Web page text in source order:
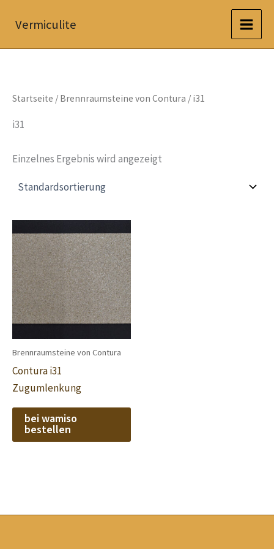
InhaltVermiculite
Startseite / Brennraumsteine von Contura / i31
i31
Einzelnes Ergebnis wird angezeigt
Brennraumsteine von Contura
Contura i31
Zugumlenkung
bei wamiso
bestellen